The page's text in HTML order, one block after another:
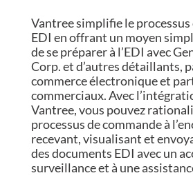
Vantree simplifie le
EDI en offrant un moyen
de se préparer à l’EDI avec
Corp. et d’autres détaillants,
commerce électronique et
commerciaux. Avec
Vantree, vous pouvez
processus de commande à
recevant, visualisant et
des documents EDI avec un
surveillance et à une